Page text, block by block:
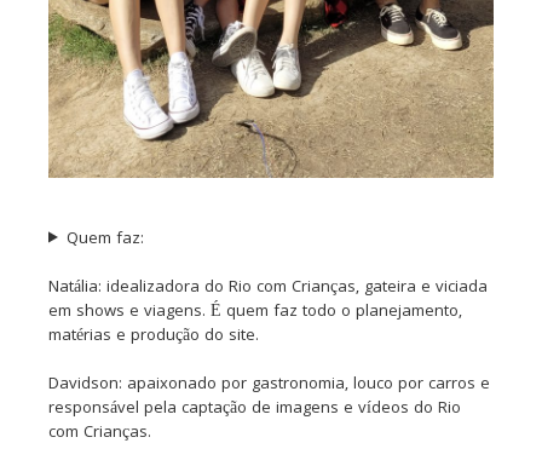
Quem faz:
Natália: idealizadora do Rio com Crianças, gateira e viciada
em shows e viagens. É quem faz todo o planejamento,
matérias e produção do site.
Davidson: apaixonado por gastronomia, louco por carros e
responsável pela captação de imagens e vídeos do Rio
com Crianças.